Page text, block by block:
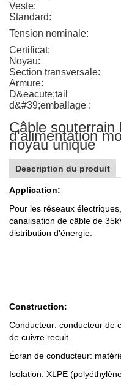
Veste:
Standard:
Tension nominale:
Certificat:
Noyau:
Section transversale:
Armure:
D&eacute;tail
d&#39;emballage :
Câble souterrain
d'alimentation
noyau unique
Description du produit
Application:
Pour les réseaux
canalisation de câble de
distribution d'énergie.
Construction:
Conducteur: conducteur de
de cuivre recuit.
Écran de conducteur:
Isolation: XLPE